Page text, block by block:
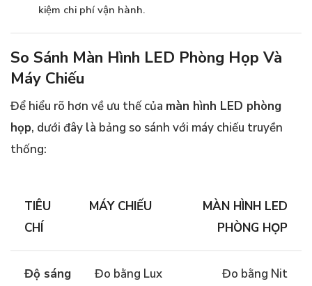
kiệm chi phí vận hành.
So Sánh Màn Hình LED Phòng Họp Và
Máy Chiếu
Để hiểu rõ hơn về ưu thế của màn hình LED phòng
họp, dưới đây là bảng so sánh với máy chiếu truyền
thống:
TIÊU
CHÍ
MÁY CHIẾU
MÀN HÌNH LED
PHÒNG HỌP
Độ sáng
Đo bằng Lux
Đo bằng Nit